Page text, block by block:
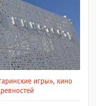
игры», кино